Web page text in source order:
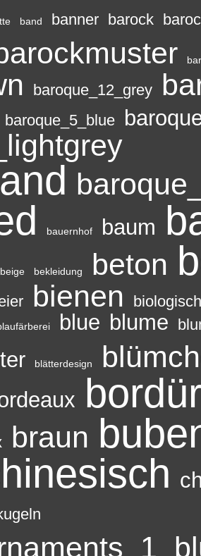
band banner barock
baroque_12_grey
baroque_5_blue
bauernhof baum
beige bekleidung beton
bienen biologisch
blue blume
blätterdesign
braun